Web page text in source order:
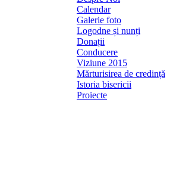
Calendar
Galerie foto
Logodne și nunți
Donații
Conducere
Viziune 2015
Mărturisirea de credință
Istoria bisericii
Proiecte